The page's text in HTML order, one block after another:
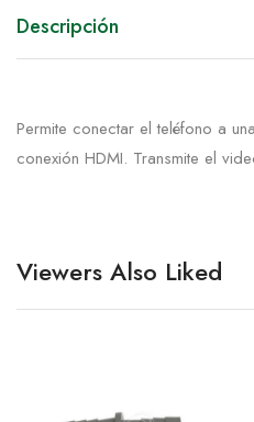
Descripción
Permite conectar el teléfono a
conexión HDMI. Transmite el
Viewers Also Liked